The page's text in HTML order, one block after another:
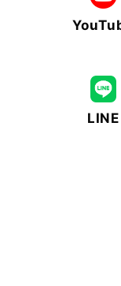
2024年12月
2024年11月
2024年10月LINE